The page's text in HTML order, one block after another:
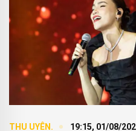
THU UYÊN. 19:15, 01/08/